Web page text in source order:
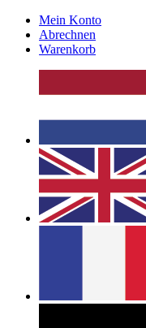
Mein Konto
Abrechnen
Warenkorb